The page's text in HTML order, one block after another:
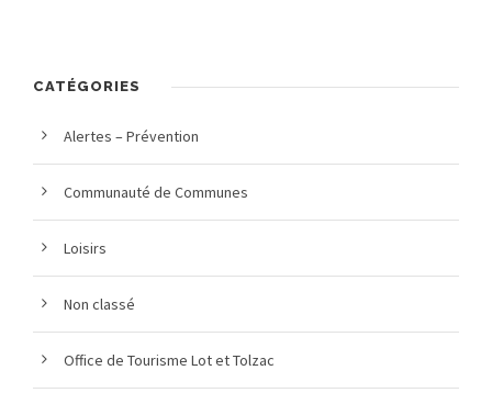
CATÉGORIES
Alertes – Prévention
Communauté de Communes
Loisirs
Non classé
Office de Tourisme Lot et Tolzac